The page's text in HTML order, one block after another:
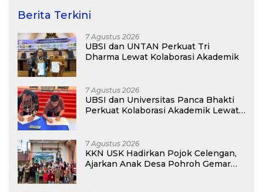
Berita Terkini
7 Agustus 2026
UBSI dan UNTAN Perkuat Tri
Dharma Lewat Kolaborasi Akademik
7 Agustus 2026
UBSI dan Universitas Panca Bhakti
Perkuat Kolaborasi Akademik Lewat
7 Agustus 2026
KKN USK Hadirkan Pojok Celengan,
Ajarkan Anak Desa Pohroh Gemar